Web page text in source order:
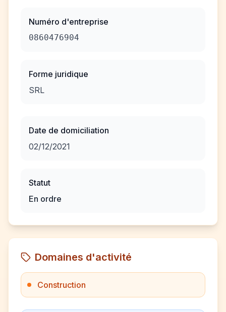
Numéro d'entreprise
0860476904
Forme juridique
SRL
Date de domiciliation
02/12/2021
Statut
En ordre
Domaines d'activité
Construction